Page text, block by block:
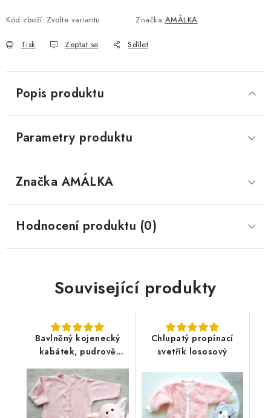
Kód zboží: Zvolte variantu Značka:AMÁLKA
Tisk Zeptat se Sdílet
Popis produktu
Parametry produktu
Značka AMÁLKA
Hodnocení produktu (0)
Související produkty
Bavlněný kojenecký
kabátek, pudrově
Chlupatý propínací
svetřík lososový